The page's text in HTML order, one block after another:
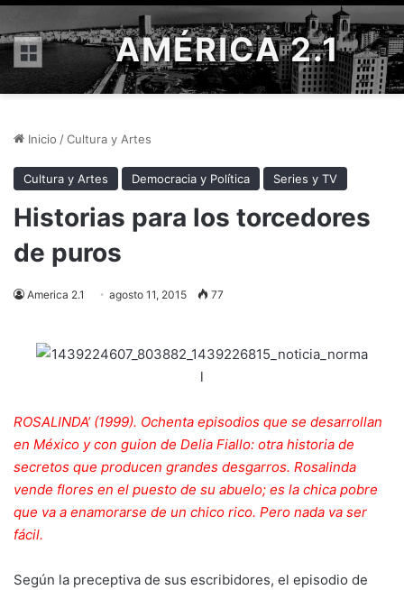
Menú AMÉRICA 2.1
Inicio /Cultura y Artes
Cultura y Artes Democracia y Política Series y TV
Historias para los torcedores
de puros
America 2.1 agosto 11, 2015 77
ROSALINDA’ (1999). Ochenta episodios que se desarrollan
en México y con guion de Delia Fiallo: otra historia de
secretos que producen grandes desgarros. Rosalinda
vende flores en el puesto de su abuelo; es la chica pobre
que va a enamorarse de un chico rico. Pero nada va ser
fácil.
Según la preceptiva de sus escribidores, el episodio de